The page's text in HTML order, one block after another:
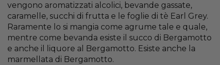
vengono aromatizzati alcolici, bevande gassate,
caramelle, succhi di frutta e le foglie di tè Earl Grey.
Raramente lo si mangia come agrume tale e quale,
mentre come bevanda esiste il succo di Bergamotto
e anche il liquore al Bergamotto. Esiste anche la
marmellata di Bergamotto.